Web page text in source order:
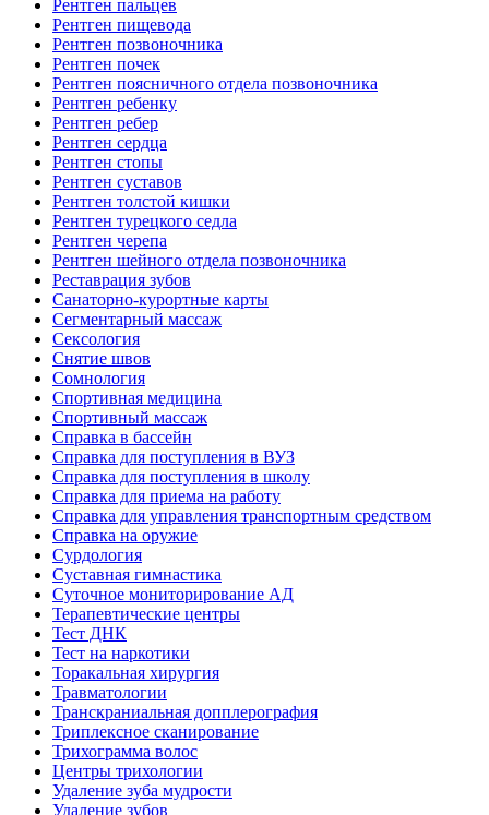
Рентген пальцев
Рентген пищевода
Рентген позвоночника
Рентген почек
Рентген поясничного отдела позвоночника
Рентген ребенку
Рентген ребер
Рентген сердца
Рентген стопы
Рентген суставов
Рентген толстой кишки
Рентген турецкого седла
Рентген черепа
Рентген шейного отдела позвоночника
Реставрация зубов
Санаторно-курортные карты
Сегментарный массаж
Сексология
Снятие швов
Сомнология
Спортивная медицина
Спортивный массаж
Справка в бассейн
Справка для поступления в ВУЗ
Справка для поступления в школу
Справка для приема на работу
Справка для управления транспортным средством
Справка на оружие
Сурдология
Суставная гимнастика
Суточное мониторирование АД
Терапевтические центры
Тест ДНК
Тест на наркотики
Торакальная хирургия
Травматологии
Транскраниальная допплерография
Триплексное сканирование
Трихограмма волос
Центры трихологии
Удаление зуба мудрости
Удаление зубов